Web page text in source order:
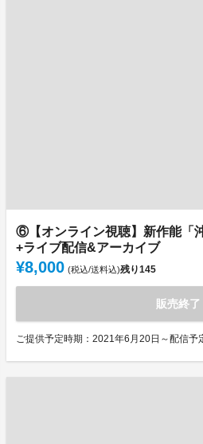
⑥【オンライン視聴】新作能「
+ライブ配信&アーカイブ
¥8,000 (税込/送料込)残り145
販売終了
ご提供予定時期：2021年6月20日～配信予